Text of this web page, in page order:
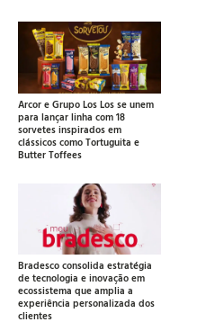
Arcor e Grupo Los Los se unem
para lançar linha com 18
sorvetes inspirados em
clássicos como Tortuguita e
Butter Toffees
Bradesco consolida estratégia
de tecnologia e inovação em
ecossistema que amplia a
experiência personalizada dos
clientes